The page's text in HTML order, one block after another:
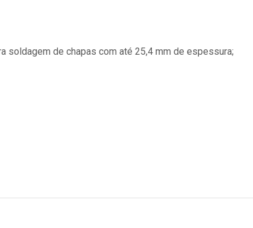
soldagem de chapas com até 25,4 mm de espessura;